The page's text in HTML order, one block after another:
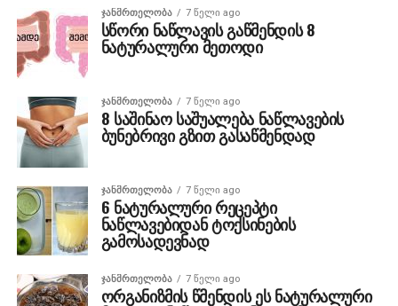
ᲯᲐᲜᲛᲠᲗᲔᲚᲝᲑᲐ 7 წელი ago
სწორი ნაწლავის გაწმენდის 8
ნატურალური მეთოდი
ᲯᲐᲜᲛᲠᲗᲔᲚᲝᲑᲐ 7 წელი ago
8 საშინაო საშუალება ნაწლავების
ბუნებრივი გზით გასაწმენდად
ᲯᲐᲜᲛᲠᲗᲔᲚᲝᲑᲐ 7 წელი ago
6 ნატურალური რეცეპტი
ნაწლავებიდან ტოქსინების
გამოსადევნად
ᲯᲐᲜᲛᲠᲗᲔᲚᲝᲑᲐ 7 წელი ago
ორგანიზმის წმენდის ეს ნატურალური